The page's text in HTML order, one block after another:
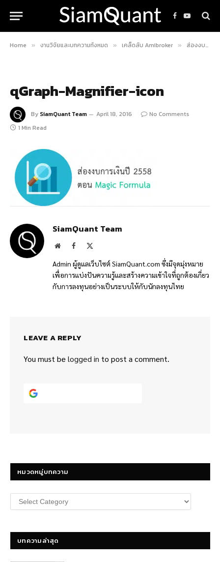
Facebook
YouTube
Home » งานวิจัยและบทความทั้งหมด » เคล็ดลับ Amibroker » ส่องงบการเงิน 2558 ด้วย SQ Hybrid Database ตอน : Magic Formula
qGraph-Magnifier-icon
By SiamQuant Team April 18, 2016
No Comments
1 Min Read
SiamQuant Team
WebsiteFacebook
Admin ผู้ดูแลเว็บไซต์ SiamQuant.com ซึ่งมีจุดมุ่งหมาย
เพื่อการแบ่งปันความรู้และสร้างความเข้าใจที่ถูกต้องเกี่ยว
กับการลงทุนอย่างเป็นระบบให้กับนักลงทุนไทย
LEAVE A REPLY
You must be logged in to post a comment.
หมวดหมู่บทความ
หมวด
หมู่
บทความล่าสุด